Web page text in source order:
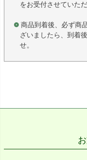
をお受付させていただ
商品到着後、必ず商
ざいましたら、到着
せ。